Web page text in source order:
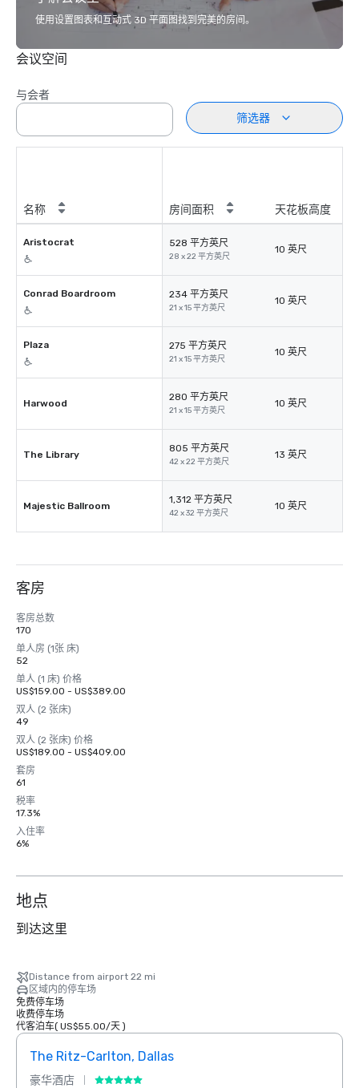
使用设置图表和互动式 3D 平面图找到完美的房间。
会议空间
与会者
筛选器
名称 房间面积 天花板高度
Aristocrat 528 平方英尺
28 x 22 平方英尺
10 英尺
Conrad Boardroom 234 平方英尺
21 x 15 平方英尺
10 英尺
Plaza 275 平方英尺
21 x 15 平方英尺
10 英尺
Harwood
280 平方英尺
21 x 15 平方英尺
10 英尺
The Library
805 平方英尺
42 x 22 平方英尺
13 英尺
Majestic Ballroom
1,312 平方英尺
42 x 32 平方英尺
10 英尺
客房
客房总数
170
单人房 (1张 床)
52
单人 (1 床) 价格
US$159.00 - US$389.00
双人 (2 张床)
49
双人 (2 张床) 价格
US$189.00 - US$409.00
套房
61
税率
17.3%
入住率
6%
地点
到达这里
Distance from airport 22 mi
区域内的停车场
免费停车场
收费停车场
代客泊车( US$55.00/天)
The Ritz-Carlton, Dallas
豪华酒店